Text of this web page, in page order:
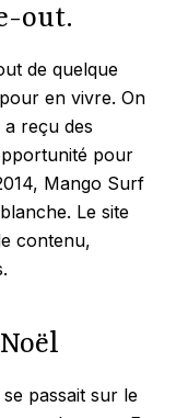
out.
de quelque
en vivre. On
reçu des
pour
Mango Surf
Le site
contenu,
passait sur le